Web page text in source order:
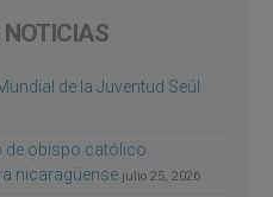
de la Juventud Seúl
de obispo católico
nicaragüense julio 25, 2026